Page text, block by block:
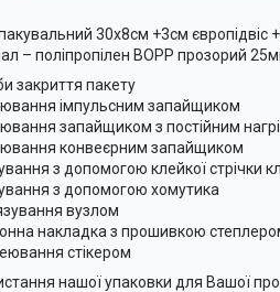
30х8см +3см європідвіс
– поліпропілен BOPP прозорий
закриття пакету
імпульсним запайщиком
запайщиком з постійним
конвеєрним запайщиком
з допомогою клейкої стрічки
з допомогою хомутика
вузлом
накладка з прошивкою
стікером
нашої упаковки для Вашої